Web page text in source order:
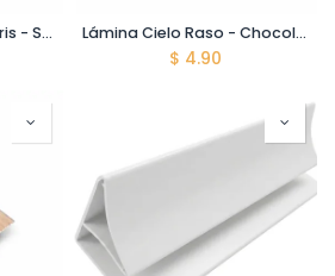
Lámina Cielo Raso - Gris - Sin Division - 8*200*5900mm Lámina Cielo Raso - Chocolate - 8*200*5900mm
$ 4.90